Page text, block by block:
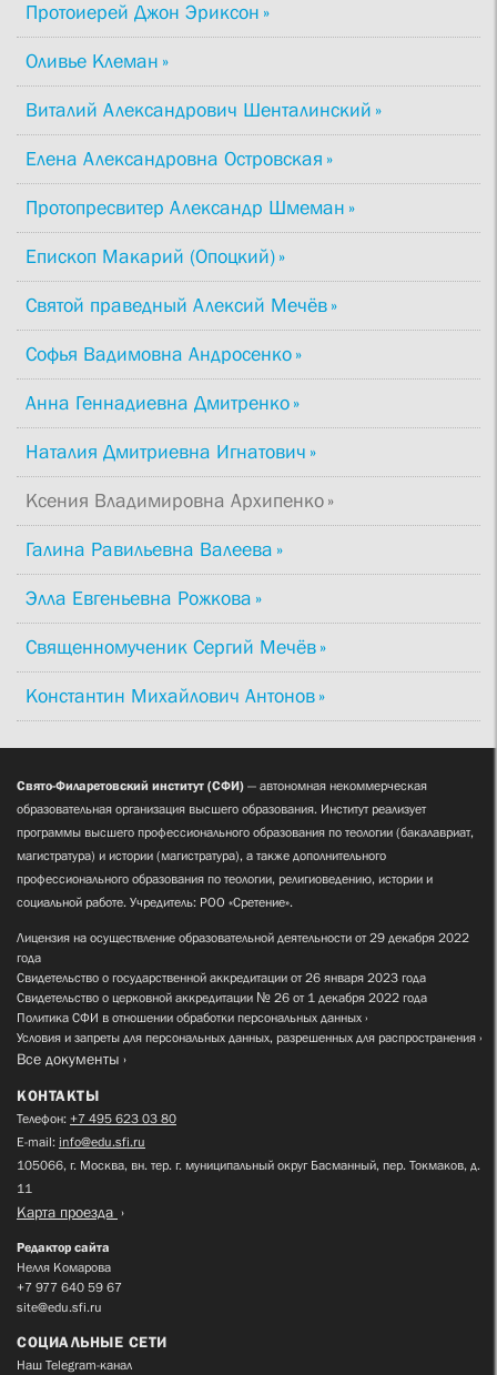
Протоиерей Джон Эриксон
Оливье Клеман
Виталий Александрович Шенталинский
Елена Александровна Островская
Протопресвитер Александр Шмеман
Епископ Макарий (Опоцкий)
Святой праведный Алексий Мечёв
Софья Вадимовна Андросенко
Анна Геннадиевна Дмитренко
Наталия Дмитриевна Игнатович
Ксения Владимировна Архипенко
Галина Равильевна Валеева
Элла Евгеньевна Рожкова
Священномученик Сергий Мечёв
Константин Михайлович Антонов
Свято-Филаретовский институт (СФИ) — автономная некоммерческая
образовательная организация высшего образования. Институт реализует
программы высшего профессионального образования по теологии (бакалавриат,
магистратура) и истории (магистратура), а также дополнительного
профессионального образования по теологии, религиоведению, истории и
социальной работе. Учредитель: РОО «Сретение».
Лицензия на осуществление образовательной деятельности от 29 декабря 2022
года
Свидетельство о государственной аккредитации от 26 января 2023 года
Свидетельство о церковной аккредитации № 26 от 1 декабря 2022 года
Политика СФИ в отношении обработки персональных данных
Условия и запреты для персональных данных, разрешенных для распространения
Все документы
КОНТАКТЫ
Телефон: +7 495 623 03 80
E-mail: info@edu.sfi.ru
105066, г. Москва, вн. тер. г. муниципальный округ Басманный, пер. Токмаков, д.
11
Карта проезда
Редактор сайта
Нелля Комарова
+7 977 640 59 67
site@edu.sfi.ru
СОЦИАЛЬНЫЕ СЕТИ
Наш Telegram-канал